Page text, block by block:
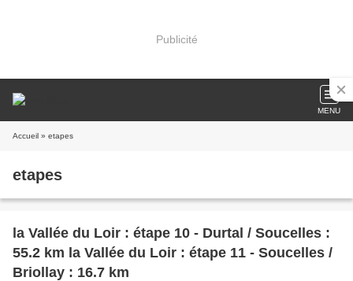
Publicité
MENU
Accueil » etapes
etapes
la Vallée du Loir : étape 10 - Durtal / Soucelles :
55.2 km la Vallée du Loir : étape 11 - Soucelles /
Briollay : 16.7 km